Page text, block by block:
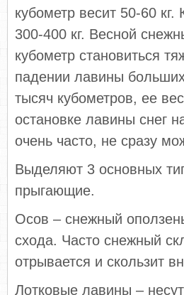
кубометр весит 50-60
300-400 кг. Весной
кубометр становиться
падении лавины
тысяч кубометров, ее
остановке лавины снег
очень часто, не сразу
Выделяют 3 основных
прыгающие.
Осов – снежный
схода. Часто снежный
отрывается и скользит
Лотковые лавины –